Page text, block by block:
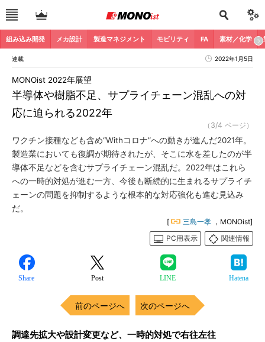
組み込み開発 メカ設計 製造マネジメント モビリティ FA 素材／化学
連載 2022年1月5日
半導体や樹脂不足、サプライチェーン混乱への対
応に迫られる2022年
MONOist 2022年展望
（3/4 ページ）
ワクチン接種なども含め“Withコロナ”への動きが進んだ2021年。
製造業においても復調が期待されたが、そこに水を差したのが半
導体不足などを含むサプライチェーン混乱だ。2022年はこれら
への一時的対処が進む一方、今後も断続的に生まれるサプライチ
ェーンの問題を抑制するような根本的な対応強化も進む見込み
だ。
[ 三島一孝 ，MONOist]
PC用表示
関連情報
Share Post LINE Hatena
前のページへ 次のページへ
調達先拡大や設計変更など、一時的対処で右往左往